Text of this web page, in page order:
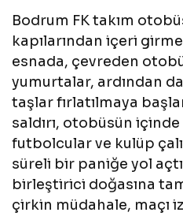
Bodrum FK takım
kapılarından içeri
esnada, çevreden
yumurtalar, ardından
taşlar fırlatılmaya
saldırı, otobüsün
futbolcular ve kulüp
süreli bir paniğe yol
birleştirici doğasına
çirkin müdahale, maçı